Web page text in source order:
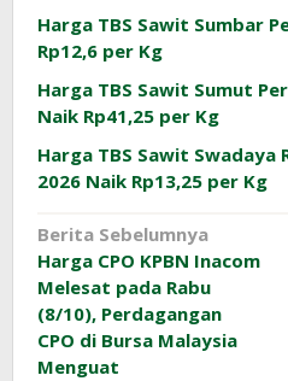
Harga TBS Sawit Sumbar
Rp12,6 per Kg
Harga TBS Sawit Sumut
Naik Rp41,25 per Kg
Harga TBS Sawit Swadaya
2026 Naik Rp13,25 per Kg
Navigasi
pos
Berita Sebelumnya
Harga CPO KPBN Inacom
Melesat pada Rabu
(8/10), Perdagangan
CPO di Bursa Malaysia
Menguat